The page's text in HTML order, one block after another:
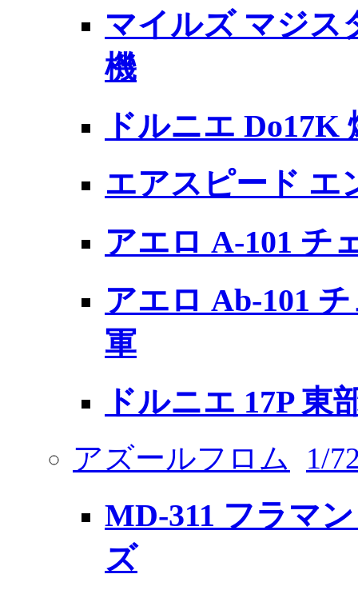
マイルズ マジス
機
ドルニエ Do17K
エアスピード エ
アエロ A-101 チ
アエロ Ab-101
軍
ドルニエ 17P 東
アズールフロム 1/
MD-311 フラマ
ズ